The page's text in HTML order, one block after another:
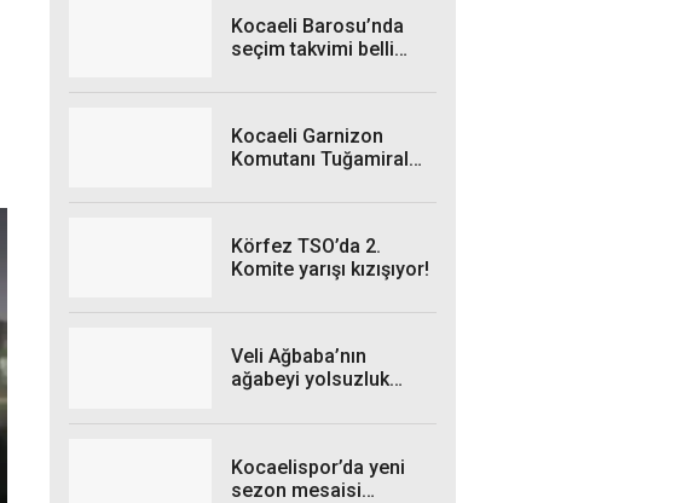
Kocaeli Barosu’nda
seçim takvimi belli
Kocaeli Garnizon
Komutanı Tuğamiral
Körfez TSO’da 2.
Komite yarışı kızışıyor!
Veli Ağbaba’nın
ağabeyi yolsuzluk
Kocaelispor’da yeni
sezon mesaisi